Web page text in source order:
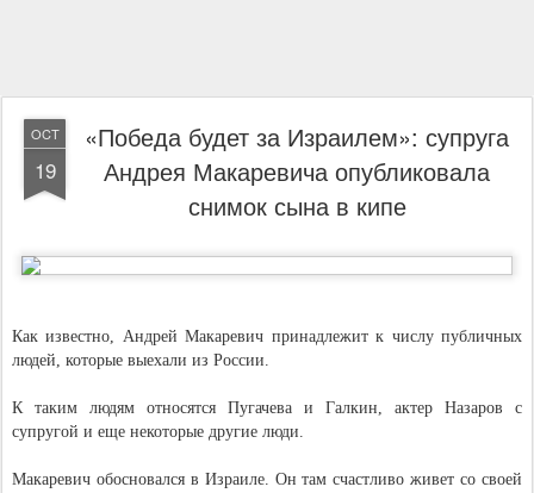
OCT
19
«Победа будет за Израилем»: супруга
Андрея Макаревича опубликовала
снимок сына в кипе
Как известно, Андрей Макаревич принадлежит к числу публичных
людей, которые выехали из России.
К таким людям относятся Пугачева и Галкин, актер Назаров с
супругой и еще некоторые другие люди.
Макаревич обосновался в Израиле. Он там счастливо живет со своей